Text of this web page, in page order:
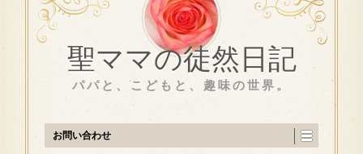
聖ママの徒然日記
パパと、こどもと、趣味の世界。
お問い合わせ